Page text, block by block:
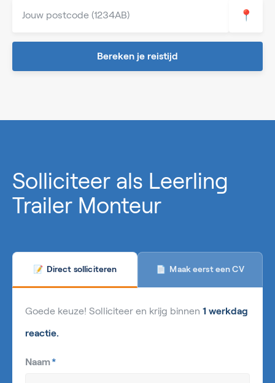
📍
Bereken je reistijd
Solliciteer als Leerling
Trailer Monteur
📝 Direct solliciteren 📄 Maak eerst een CV
Goede keuze! Solliciteer en krijg binnen 1 werkdag
reactie.
Naam*